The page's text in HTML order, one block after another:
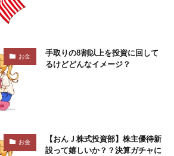
お金
手取りの8割以上を投資に回して
るけどどんなイメージ？
お金
【おんＪ株式投資部】株主優待新
設って嬉しいか？？決算ガチャに